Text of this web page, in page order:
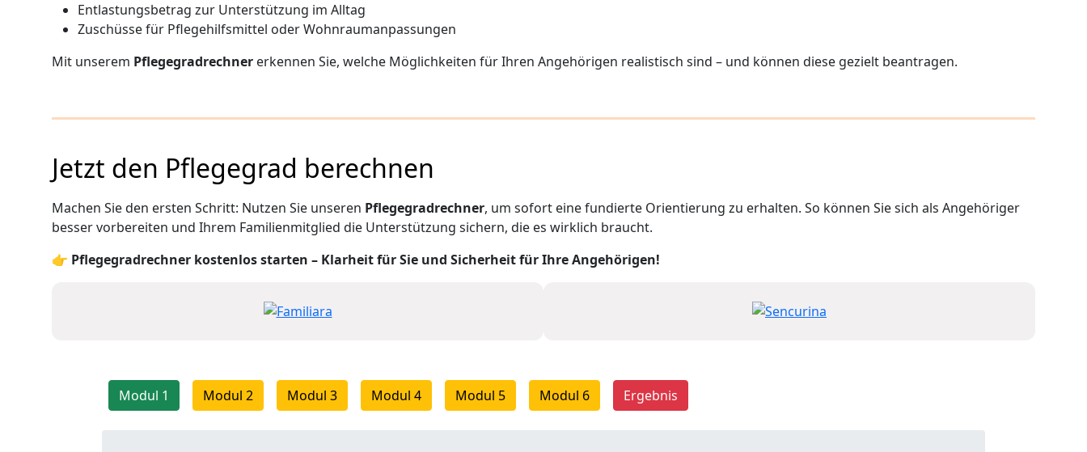
Entlastungsbetrag zur Unterstützung im Alltag
Zuschüsse für Pflegehilfsmittel oder Wohnraumanpassungen
Mit unserem Pflegegradrechner erkennen Sie, welche Möglichkeiten für Ihren Angehörigen realistisch sind – und können diese gezielt beantragen.
Jetzt den Pflegegrad berechnen
Machen Sie den ersten Schritt: Nutzen Sie unseren Pflegegradrechner, um sofort eine fundierte Orientierung zu erhalten. So können Sie sich als Angehöriger
besser vorbereiten und Ihrem Familienmitglied die Unterstützung sichern, die es wirklich braucht.
👉 Pflegegradrechner kostenlos starten – Klarheit für Sie und Sicherheit für Ihre Angehörigen!
Modul 1 Modul 2 Modul 3 Modul 4 Modul 5 Modul 6 Ergebnis